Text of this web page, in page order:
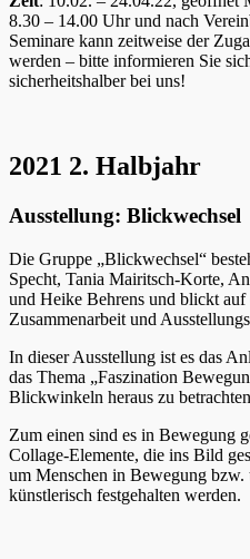
8.30 – 14.00 Uhr und nach
Seminare kann zeitweise der
werden – bitte informieren Sie
sicherheitshalber bei uns!
2021 2. Halbjahr
Ausstellung:
Die Gruppe „Blickwechsel“
Specht, Tania Mairitsch-Korte,
und Heike Behrens und blickt
Zusammenarbeit und
In dieser Ausstellung ist es das
das Thema „Faszination
Blickwinkeln heraus zu
Zum einen sind es in Bewegung
Collage-Elemente, die ins Bild
um Menschen in Bewegung
künstlerisch festgehalten werden.